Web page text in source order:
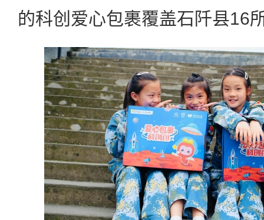
的科创爱心包裹覆盖石阡县16